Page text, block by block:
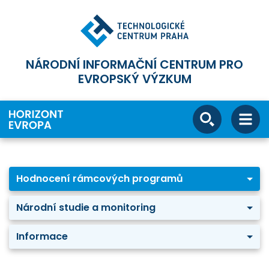
NÁRODNÍ INFORMAČNÍ CENTRUM PRO
EVROPSKÝ VÝZKUM
Hodnocení rámcových programů
Národní studie a monitoring
Informace